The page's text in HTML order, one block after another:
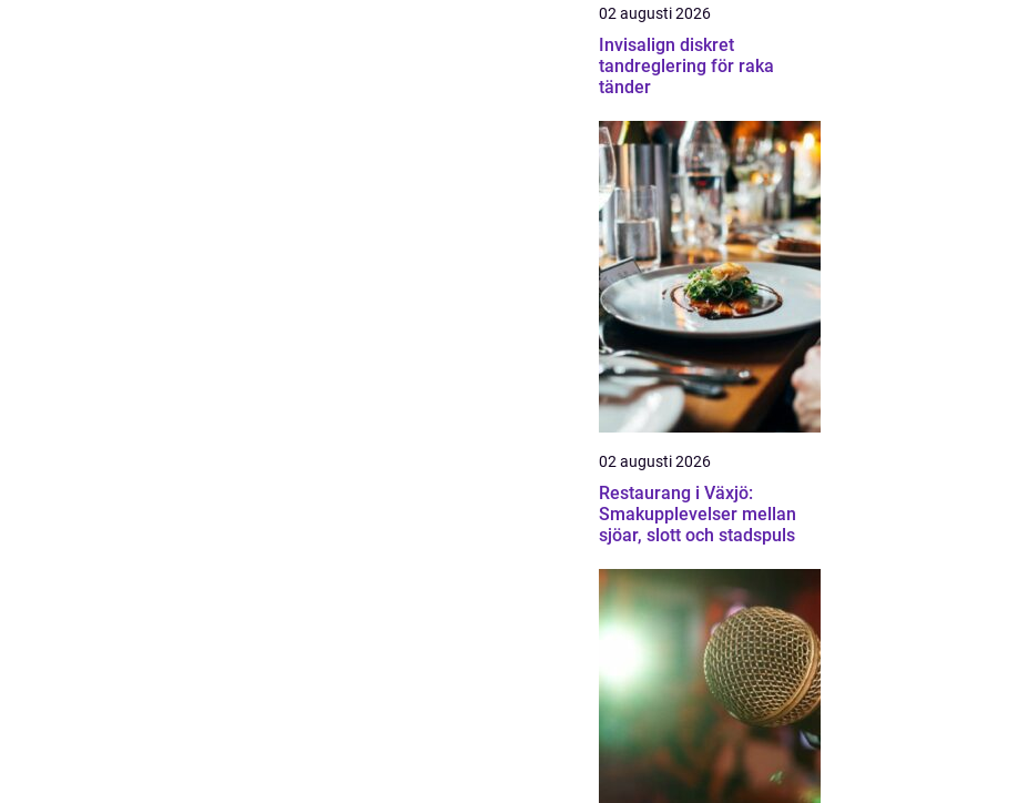
02 augusti 2026
Invisalign diskret
tandreglering för raka
tänder
02 augusti 2026
Restaurang i Växjö:
Smakupplevelser mellan
sjöar, slott och stadspuls